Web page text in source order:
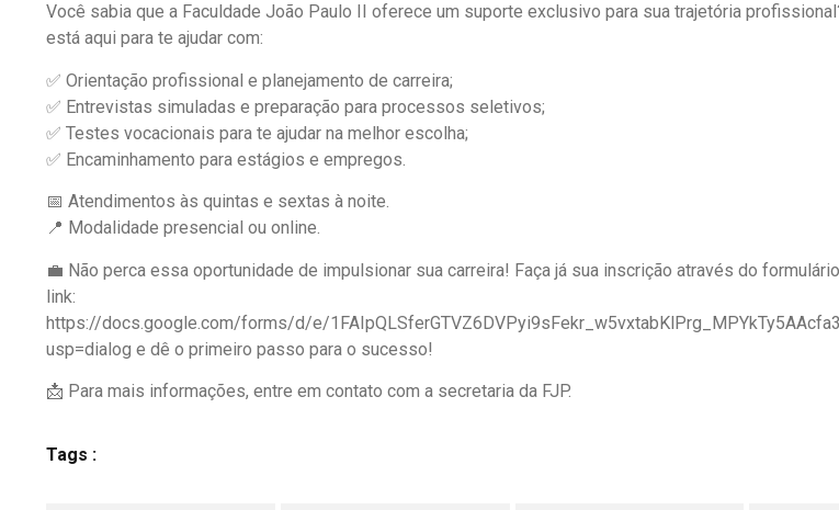
Você sabia que a Faculdade João Paulo II oferece um suporte exclusivo para sua trajetória
está aqui para te ajudar com:
✅ Orientação profissional e planejamento de carreira;
✅ Entrevistas simuladas e preparação para processos seletivos;
✅ Testes vocacionais para te ajudar na melhor escolha;
✅ Encaminhamento para estágios e empregos.
📅 Atendimentos às quintas e sextas à noite.
📍 Modalidade presencial ou online.
💼 Não perca essa oportunidade de impulsionar sua carreira! Faça já sua inscrição através do
link:
https://docs.google.com/forms/d/e/
usp=dialog e dê o primeiro passo para o sucesso!
📩 Para mais informações, entre em contato com a secretaria da FJP.
Tags :